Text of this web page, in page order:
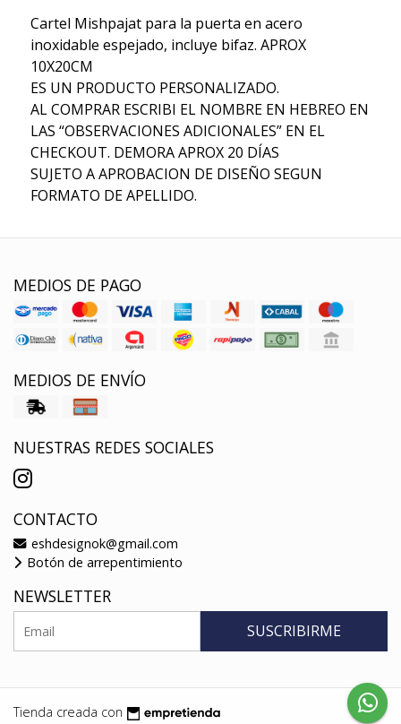
Cartel Mishpajat para la puerta en acero
inoxidable espejado, incluye bifaz. APROX
10X20CM
ES UN PRODUCTO PERSONALIZADO.
AL COMPRAR ESCRIBI EL NOMBRE EN HEBREO EN
LAS “OBSERVACIONES ADICIONALES” EN EL
CHECKOUT. DEMORA APROX 20 DÍAS
SUJETO A APROBACION DE DISEÑO SEGUN
FORMATO DE APELLIDO.
MEDIOS DE PAGO
MEDIOS DE ENVÍO
NUESTRAS REDES SOCIALES
CONTACTO
eshdesignok@gmail.com
Botón de arrepentimiento
NEWSLETTER
SUSCRIBIRME
Tienda creada con